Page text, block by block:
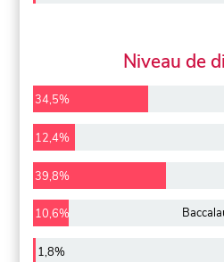
Niveau de
34,5%
12,4%
39,8%
10,6%
1,8%